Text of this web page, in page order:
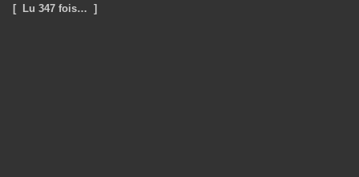
[ Lu 347 fois… ]